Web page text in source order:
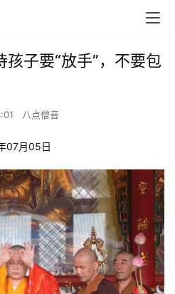
子要“放手”，不要包
八点僧音
07月05日